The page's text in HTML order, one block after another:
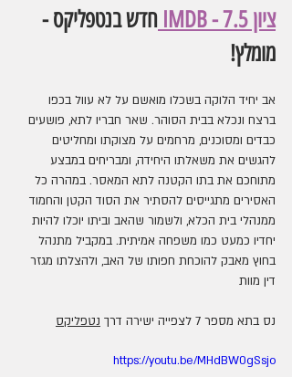
ציון IMDB - 7.5
חדש בנטפליקס -
מומלץ!
אב יחיד הלוקה בשכלו מואשם על לא עוול בכפו
ברצח ונכלא בבית הסוהר. שאר חבריו לתא, פושעים
כבדים ומסוכנים, מרחמים על מצוקתו ומחליטים
להגשים את משאלתו היחידה, ומבריחים במבצע
מתוחכם את בתו הקטנה לתא המאסר. במהרה כל
האסירים מתגייסים להסתיר את הסוד הקטן והחמוד
ממנהלי בית הכלא, ולשמור שהאב וביתו יוכלו להיות
יחדיו כמעט כמו משפחה אמיתית. במקביל מתנהל
בחוץ מאבק להוכחת חפותו של האב, ולהצלתו מגזר
דין מוות
נס בתא מספר 7 לצפייה ישירה דרך נטפליקס
https://youtu.be/MHdBW0gSsjo